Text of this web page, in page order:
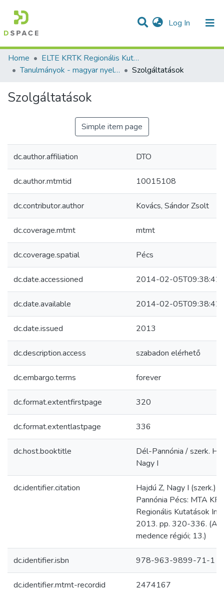
Log In (current)
Communities & Collections
Statistics
All of DSpace
Home
ELTE KRTK Regionális Kutatások Intézete
Tanulmányok - magyar nyelvű (RKI)
Szolgáltatások
Szolgáltatások
Simple item page
dc.author.affiliation DTO
dc.author.mtmtid 10015108
dc.contributor.author Kovács, Sándor Zsolt
dc.coverage.mtmt mtmt
dc.coverage.spatial Pécs
dc.date.accessioned 2014-02-
dc.date.available 2014-02-
dc.date.issued 2013
dc.description.access szabadon elérhető
dc.embargo.terms forever
dc.format.extentfirstpage 320
dc.format.extentlastpage 336
dc.host.booktitle
Dél-Pannónia / szerk.
Nagy I
dc.identifier.citation
Hajdú Z, Nagy I (szerk.)
Pannónia Pécs: MTA
Regionális Kutatások
2013. pp. 320-336. (A
medence régiói; 13.)
dc.identifier.isbn 978-963-9899-71-1
dc.identifier.mtmt-recordid 2474167